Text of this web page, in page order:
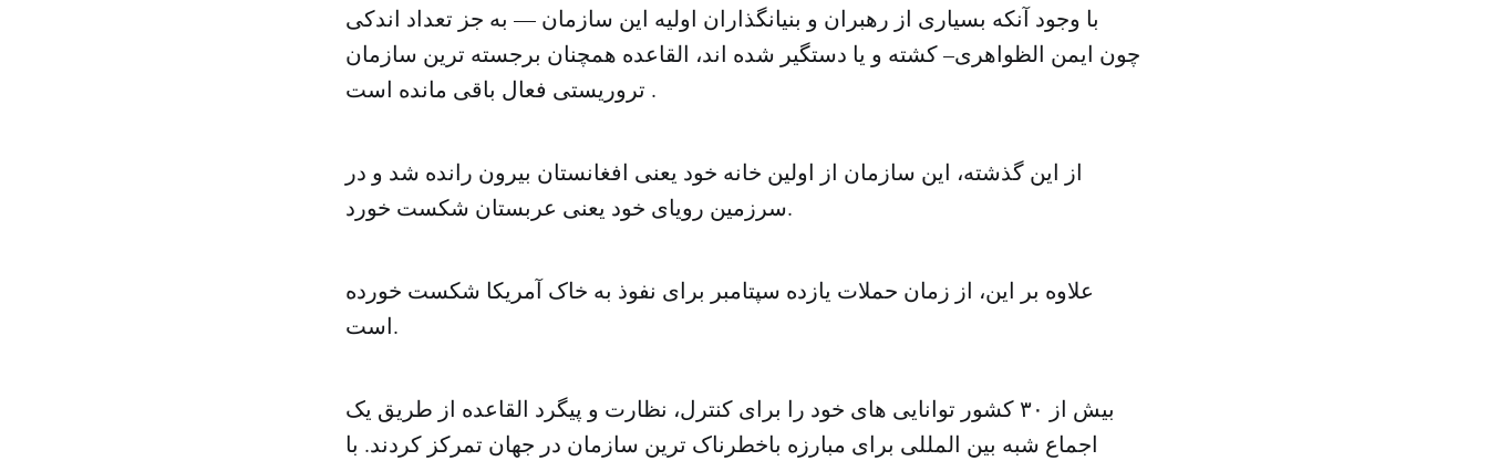
با وجود آنکه بسیاری از رهبران و بنیانگذاران اولیه این سازمان — به جز تعداد اندکی
چون ایمن الظواهری– کشته و یا دستگیر شده اند، القاعده همچنان برجسته ترین سازمان
تروریستی فعال باقی مانده است .
از این گذشته، این سازمان از اولین خانه خود یعنی افغانستان بیرون رانده شد و در
سرزمین رویای خود یعنی عربستان شکست خورد.
علاوه بر این، از زمان حملات یازده سپتامبر برای نفوذ به خاک آمریکا شکست خورده
است.
بیش از ۳۰ کشور توانایی های خود را برای کنترل، نظارت و پیگرد القاعده از طریق یک
اجماع شبه بین المللی برای مبارزه باخطرناک ترین سازمان در جهان تمرکز کردند. با